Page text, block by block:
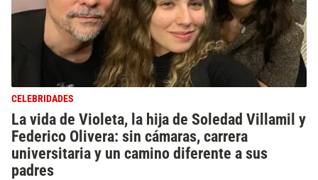
CELEBRIDADES
La vida de Violeta, la hija de Soledad Villamil y
Federico Olivera: sin cámaras, carrera
universitaria y un camino diferente a sus
padres